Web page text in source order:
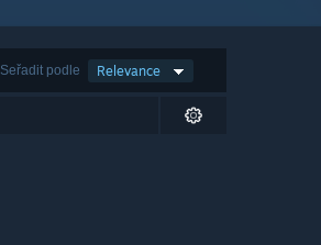
Seřadit podle Relevance